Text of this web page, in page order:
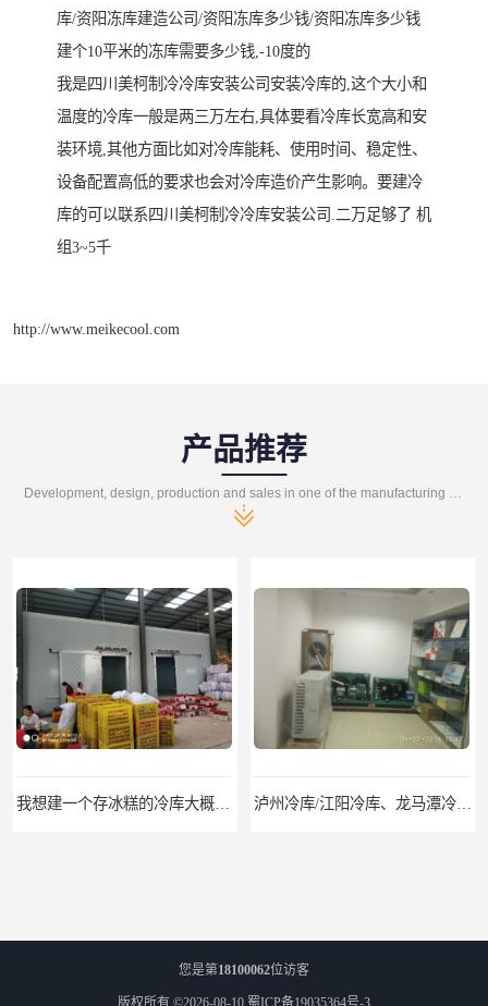
库/资阳冻库建造公司/资阳冻库多少钱/资阳冻库多少钱
建个10平米的冻库需要多少钱,-10度的
我是四川美柯制冷冷库安装公司安装冷库的,这个大小和
温度的冷库一般是两三万左右,具体要看冷库长宽高和安
装环境,其他方面比如对冷库能耗、使用时间、稳定性、
设备配置高低的要求也会对冷库造价产生影响。要建冷
库的可以联系四川美柯制冷冷库安装公司.二万足够了 机
组3~5千
http://www.meikecool.com
产品推荐
您是第18100062位访客
版权所有 ©2026-08-10 蜀ICP备19035364号-3